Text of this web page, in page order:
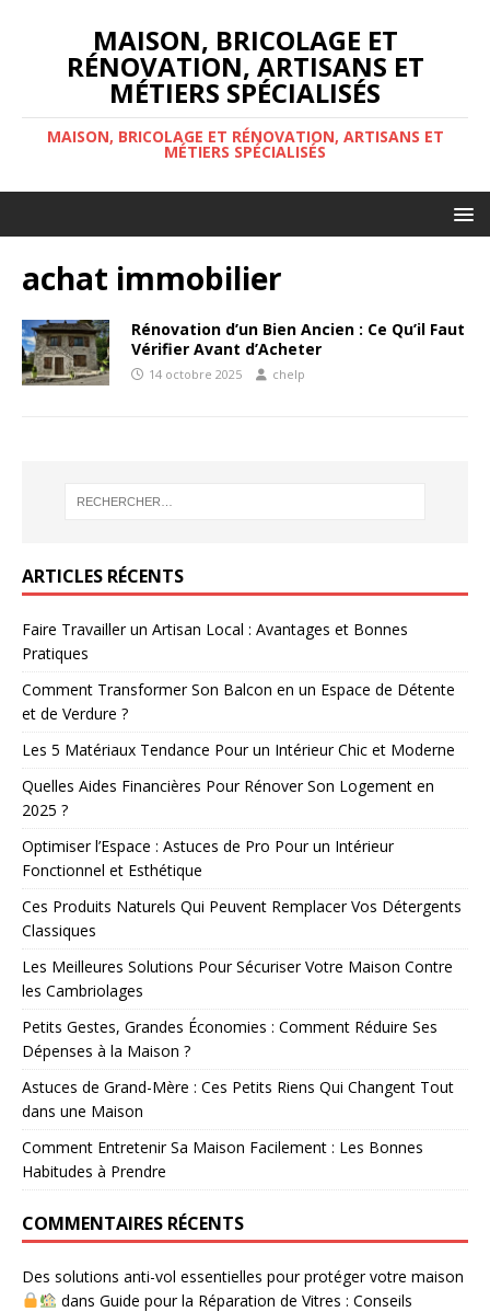
MAISON, BRICOLAGE ET
RÉNOVATION, ARTISANS ET
MÉTIERS SPÉCIALISÉS
MAISON, BRICOLAGE ET RÉNOVATION, ARTISANS ET
MÉTIERS SPÉCIALISÉS
achat immobilier
Rénovation d’un Bien Ancien : Ce Qu’il Faut
Vérifier Avant d’Acheter
14 octobre 2025 chelp
ARTICLES RÉCENTS
Faire Travailler un Artisan Local : Avantages et Bonnes
Pratiques
Comment Transformer Son Balcon en un Espace de Détente
et de Verdure ?
Les 5 Matériaux Tendance Pour un Intérieur Chic et Moderne
Quelles Aides Financières Pour Rénover Son Logement en
2025 ?
Optimiser l’Espace : Astuces de Pro Pour un Intérieur
Fonctionnel et Esthétique
Ces Produits Naturels Qui Peuvent Remplacer Vos Détergents
Classiques
Les Meilleures Solutions Pour Sécuriser Votre Maison Contre
les Cambriolages
Petits Gestes, Grandes Économies : Comment Réduire Ses
Dépenses à la Maison ?
Astuces de Grand-Mère : Ces Petits Riens Qui Changent Tout
dans une Maison
Comment Entretenir Sa Maison Facilement : Les Bonnes
Habitudes à Prendre
COMMENTAIRES RÉCENTS
Des solutions anti-vol essentielles pour protéger votre maison
dans Guide pour la Réparation de Vitres : Conseils